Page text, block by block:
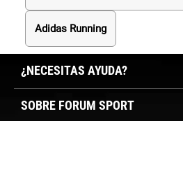
Adidas Running
¿NECESITAS AYUDA?
SOBRE FORUM SPORT